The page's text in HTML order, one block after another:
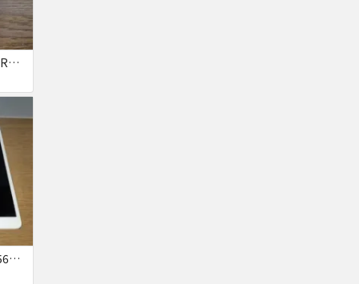
iPhone SE2(2020) (PRODUCT)RED 64GB SIMフリー
iPad Pro 10.5 Gold 256GB Wi-Fi 画面表示不良